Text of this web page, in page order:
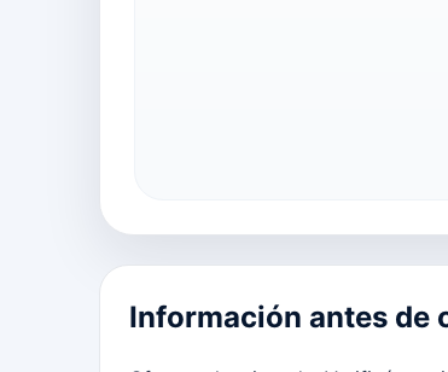
Información antes de